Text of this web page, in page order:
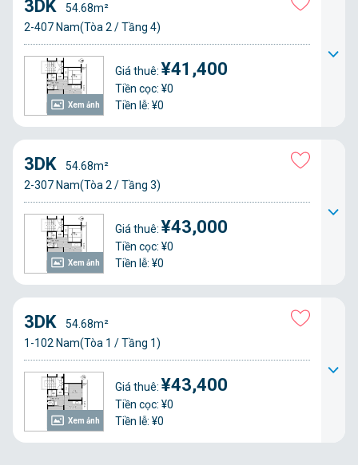
Xem ảnh
3DK
54.68m²
2-407 Nam(Tòa 2 / Tầng 4)
Giá thuê: ¥41,400
Tiền cọc: ¥0
Tiền lễ: ¥0
Xem ảnh
3DK
54.68m²
2-307 Nam(Tòa 2 / Tầng 3)
Giá thuê: ¥43,000
Tiền cọc: ¥0
Tiền lễ: ¥0
Xem ảnh
3DK
54.68m²
1-102 Nam(Tòa 1 / Tầng 1)
Giá thuê: ¥43,400
Tiền cọc: ¥0
Tiền lễ: ¥0